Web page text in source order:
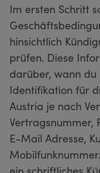
Im ersten Schritt
hinsichtlich
prüfen. Diese
darüber, wann du
Identifikation für
Austria je nach
Vertragsnummer,
E-Mail Adresse,